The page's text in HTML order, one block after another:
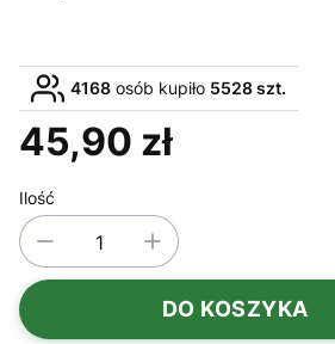
4168 osób kupiło 5528 szt.
Cena
45,90 zł
Ilość
DO KOSZYKA